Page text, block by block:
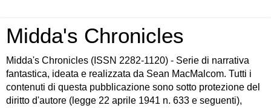
Midda's Chronicles
Midda's Chronicles (ISSN 2282-1120) - Serie di narrativa
fantastica, ideata e realizzata da Sean MacMalcom. Tutti i
contenuti di questa pubblicazione sono sotto protezione del
diritto d'autore (legge 22 aprile 1941 n. 633 e seguenti),